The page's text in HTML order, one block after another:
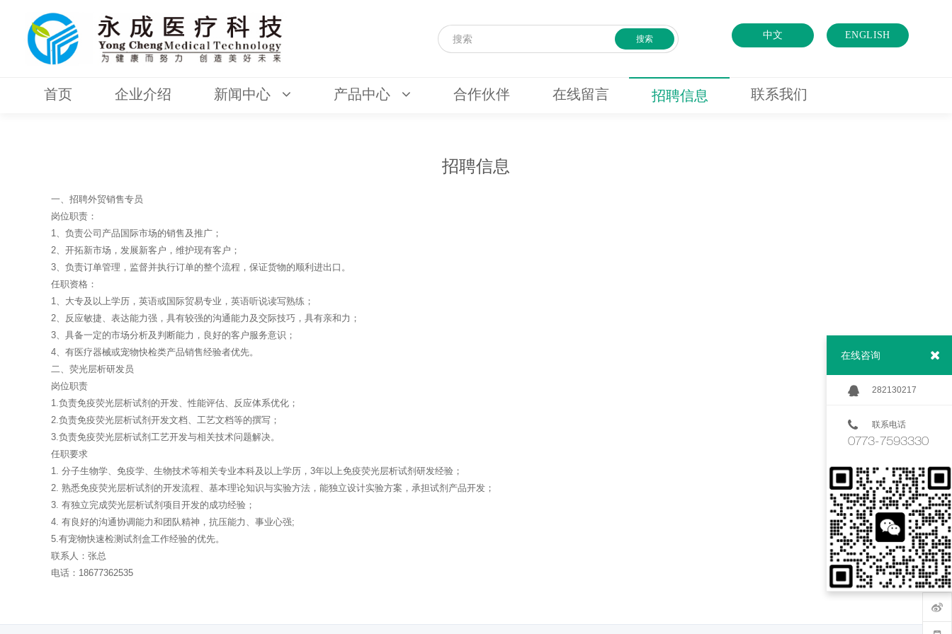
中文 ENGLISH
搜索
首页 企业介绍 新闻中心 产品中心 合作伙伴 在线留言 招聘信息 联系我们
招聘信息
一、招聘外贸销售专员
岗位职责：
1、负责公司产品国际市场的销售及推广；
2、开拓新市场，发展新客户，维护现有客户；
3、负责订单管理，监督并执行订单的整个流程，保证货物的顺利进出口。
任职资格：
1、大专及以上学历，英语或国际贸易专业，英语听说读写熟练；
2、反应敏捷、表达能力强，具有较强的沟通能力及交际技巧，具有亲和力；
3、具备一定的市场分析及判断能力，良好的客户服务意识；
4、有医疗器械或宠物快检类产品销售经验者优先。
二、荧光层析研发员
岗位职责
1.负责免疫荧光层析试剂的开发、性能评估、反应体系优化；
2.负责免疫荧光层析试剂开发文档、工艺文档等的撰写；
3.负责免疫荧光层析试剂工艺开发与相关技术问题解决。
任职要求
1. 分子生物学、免疫学、生物技术等相关专业本科及以上学历，3年以上免疫荧光层析试剂研发经验；
2. 熟悉免疫荧光层析试剂的开发流程、基本理论知识与实验方法，能独立设计实验方案，承担试剂产品开发；
3. 有独立完成荧光层析试剂项目开发的成功经验；
4. 有良好的沟通协调能力和团队精神，抗压能力、事业心强;
5.有宠物快速检测试剂盒工作经验的优先。
联系人：张总
电话：18677362535
在线咨询
282130217
联系电话
0773-7593330